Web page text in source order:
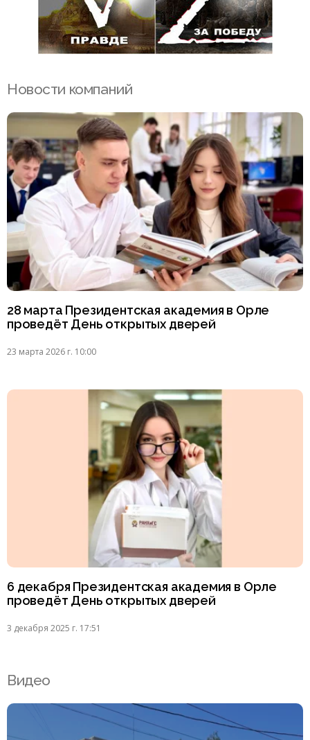
Новости компаний
28 марта Президентская академия в Орле
проведёт День открытых дверей
23 марта 2026 г. 10:00
6 декабря Президентская академия в Орле
проведёт День открытых дверей
3 декабря 2025 г. 17:51
Видео